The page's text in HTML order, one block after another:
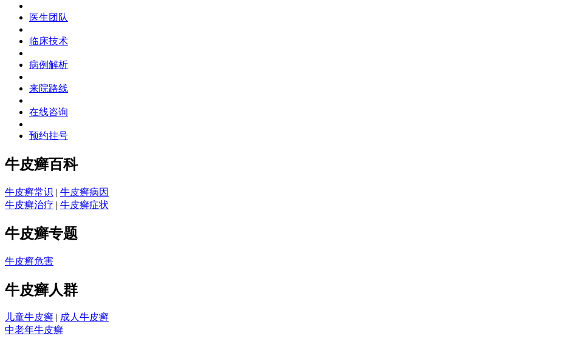
医生团队
临床技术
病例解析
来院路线
在线咨询
预约挂号
牛皮癣百科
牛皮癣常识 | 牛皮癣病因
牛皮癣治疗 | 牛皮癣症状
牛皮癣专题
牛皮癣危害
牛皮癣人群
儿童牛皮癣 | 成人牛皮癣
中老年牛皮癣